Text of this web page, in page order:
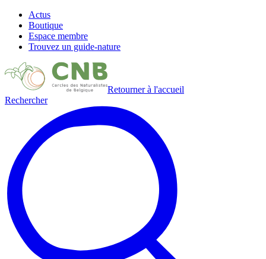
Actus
Boutique
Espace membre
Trouvez un guide-nature
Retourner à l'accueil
Rechercher